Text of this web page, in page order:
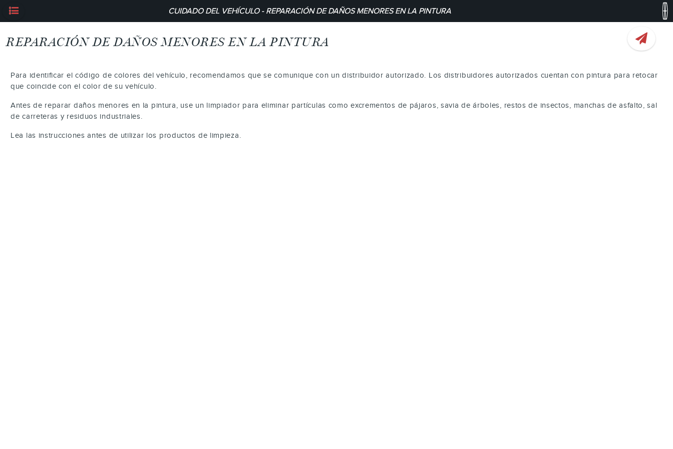
CUIDADO DEL VEHÍCULO - REPARACIÓN DE DAÑOS MENORES EN LA PINTURA
REPARACIÓN DE DAÑOS MENORES EN LA PINTURA
Para identificar el código de colores del vehículo, recomendamos que se comunique con un distribuidor autorizado. Los distribuidores autorizados cuentan con pintura para retocar
que coincide con el color de su vehículo.
Antes de reparar daños menores en la pintura, use un limpiador para eliminar partículas como excrementos de pájaros, savia de árboles, restos de insectos, manchas de asfalto, sal
de carreteras y residuos industriales.
Lea las instrucciones antes de utilizar los productos de limpieza.